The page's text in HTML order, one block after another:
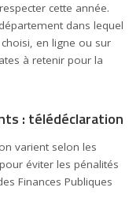
cette année.
dans lequel
en ligne ou sur
à retenir pour la
: télédéclaration
varient selon les
éviter les pénalités
Finances Publiques